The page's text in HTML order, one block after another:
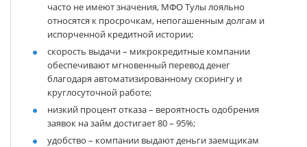
часто не имеют значения, МФО Тулы лояльно
относятся к просрочкам, непогашенным долгам и
испорченной кредитной истории;
скорость выдачи– микрокредитные компании
обеспечивают мгновенный перевод денег
благодаря автоматизированному скорингу и
круглосуточной работе;
низкий процент отказа– вероятность одобрения
заявок на займ достигает 80 – 95%;
удобство – компании выдают деньги заемщикам